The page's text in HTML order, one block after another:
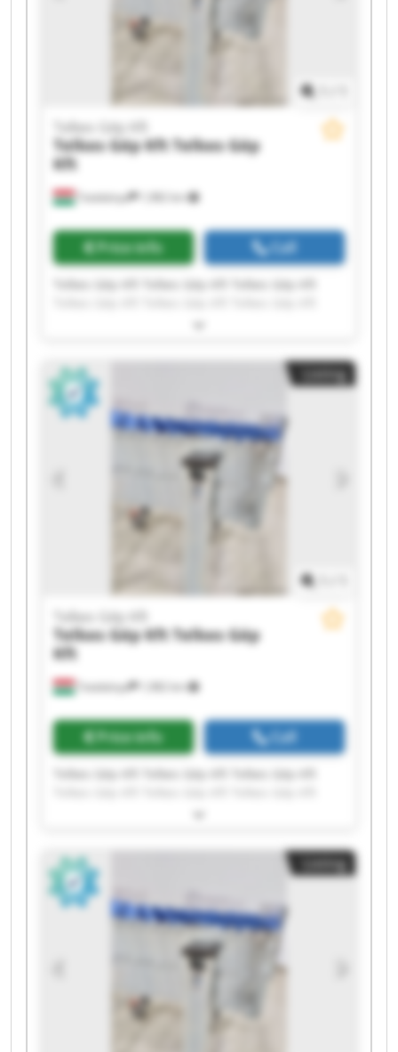
Tatabánya 1,982 km
Telkes Gép Kft
Telkes Gép Kft Telkes Gép
Kft
Price info Call
Telkes Gép Kft Telkes Gép Kft Telkes Gép Kft
Telkes Gép Kft Telkes Gép Kft Telkes Gép Kft
Telkes Gép Kft Telkes Gép Kft Telkes Gép Kft
Telkes Gép Kft Telkes Gép Kft Telkes Gép Kft
Telkes Gép Kft Telkes Gép Kft
Listing
Tatabánya 1,982 km
Telkes Gép Kft
Telkes Gép Kft Telkes Gép
Kft
Price info Call
Telkes Gép Kft Telkes Gép Kft Telkes Gép Kft
Telkes Gép Kft Telkes Gép Kft Telkes Gép Kft
Telkes Gép Kft Telkes Gép Kft Telkes Gép Kft
Telkes Gép Kft Telkes Gép Kft Telkes Gép Kft
Telkes Gép Kft Telkes Gép Kft
Listing